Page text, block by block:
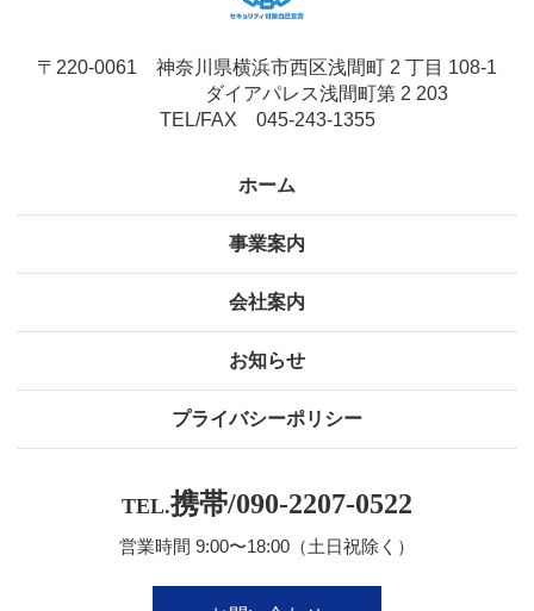
〒220-0061 神奈川県横浜市西区浅間町 2 丁目 108-1
ダイアパレス浅間町第 2 203
TEL/FAX 045-243-1355
ホーム
事業案内
会社案内
お知らせ
プライバシーポリシー
TEL.携帯/090‐2207‐0522
営業時間 9:00〜18:00（土日祝除く）